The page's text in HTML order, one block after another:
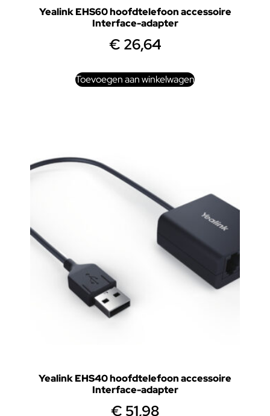
Yealink EHS60 hoofdtelefoon accessoire
Interface-adapter
€ 26,64
Toevoegen aan winkelwagen
Yealink EHS40 hoofdtelefoon accessoire
Interface-adapter
€ 51,98